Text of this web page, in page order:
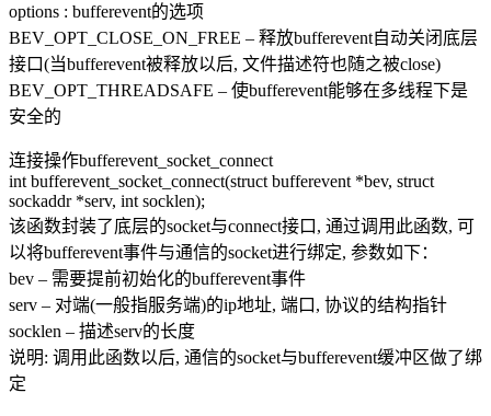
options : bufferevent的选项
BEV_OPT_CLOSE_ON_FREE – 释放bufferevent自动关闭底层
接口(当bufferevent被释放以后, 文件描述符也随之被close)
BEV_OPT_THREADSAFE – 使bufferevent能够在多线程下是
安全的
连接操作bufferevent_socket_connect
int bufferevent_socket_connect(struct bufferevent *bev, struct
sockaddr *serv, int socklen);
该函数封装了底层的socket与connect接口, 通过调用此函数, 可
以将bufferevent事件与通信的socket进行绑定, 参数如下：
bev – 需要提前初始化的bufferevent事件
serv – 对端(一般指服务端)的ip地址, 端口, 协议的结构指针
socklen – 描述serv的长度
说明: 调用此函数以后, 通信的socket与bufferevent缓冲区做了绑
定